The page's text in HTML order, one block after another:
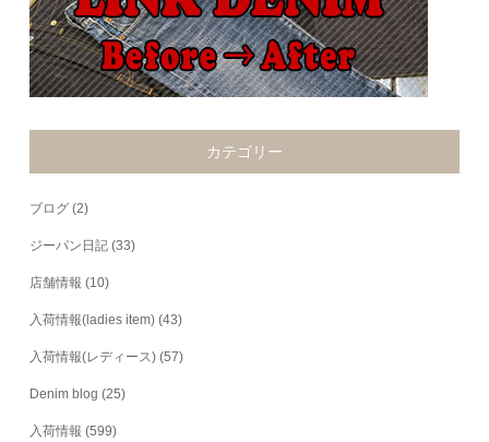
カテゴリー
ブログ (2)
ジーパン日記 (33)
店舗情報 (10)
入荷情報(ladies item) (43)
入荷情報(レディース) (57)
Denim blog (25)
入荷情報 (599)